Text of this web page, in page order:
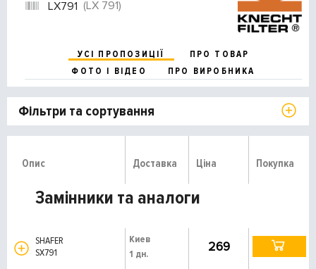
LX791 (LX 791)
УСІ ПРОПОЗИЦІЇ
ПРО ТОВАР
ФОТО І ВІДЕО
ПРО ВИРОБНИКА
Фільтри та сортування
Опис Доставка Ціна Покупка
Замінники та аналоги
SHAFER
SX791
Киев
1 дн.
269